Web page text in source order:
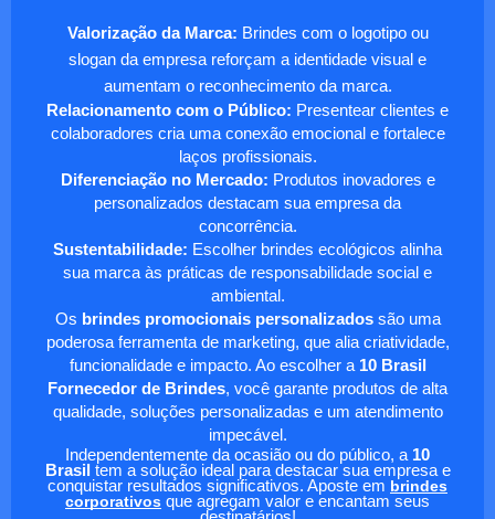
Valorização da Marca: Brindes com o logotipo ou
slogan da empresa reforçam a identidade visual e
aumentam o reconhecimento da marca.
Relacionamento com o Público: Presentear clientes e
colaboradores cria uma conexão emocional e fortalece
laços profissionais.
Diferenciação no Mercado: Produtos inovadores e
personalizados destacam sua empresa da
concorrência.
Sustentabilidade: Escolher brindes ecológicos alinha
sua marca às práticas de responsabilidade social e
ambiental.
Os brindes promocionais personalizadossão uma
poderosa ferramenta de marketing, que alia criatividade,
funcionalidade e impacto. Ao escolher a 10 Brasil
Fornecedor de Brindes, você garante produtos de alta
qualidade, soluções personalizadas e um atendimento
impecável.
Independentemente da ocasião ou do público, a 10
Brasil tem a solução ideal para destacar sua empresa e
conquistar resultados significativos. Aposte em brindes
corporativos que agregam valor e encantam seus